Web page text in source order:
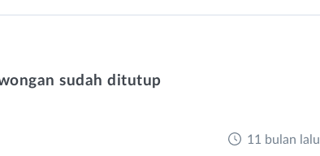
sudah ditutup
11 bulan lalu